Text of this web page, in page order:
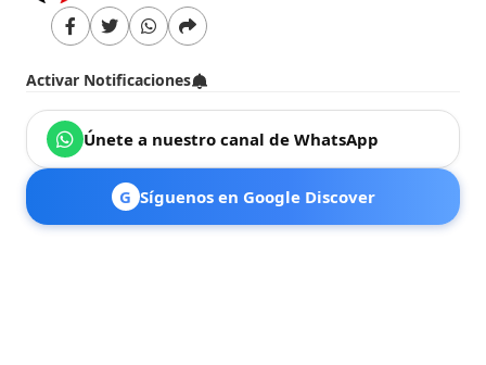
Activar Notificaciones
Únete a nuestro canal de WhatsApp
G Síguenos en Google Discover